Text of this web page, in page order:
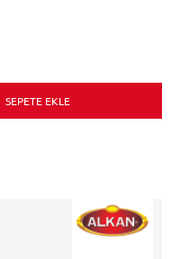
SEPETE EKLE